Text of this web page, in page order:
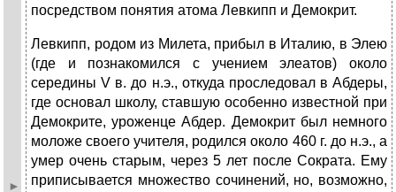
посредством понятия атома Левкипп и Демокрит.
Левкипп, родом из Милета, прибыл в Италию, в Элею
(где и познакомился с учением элеатов) около
середины V в. до н.э., откуда проследовал в Абдеры,
где основал школу, ставшую особенно известной при
Демокрите, уроженце Абдер. Демокрит был немного
моложе своего учителя, родился около 460 г. до н.э., а
умер очень старым, через 5 лет после Сократа. Ему
приписывается множество сочинений, но, возможно,